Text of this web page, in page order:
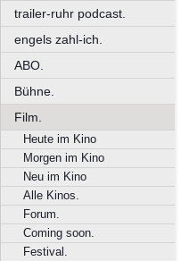
trailer-ruhr podcast.
engels zahl-ich.
ABO.
Bühne.
Film.
Heute im Kino
Morgen im Kino
Neu im Kino
Alle Kinos.
Forum.
Coming soon.
Festival.